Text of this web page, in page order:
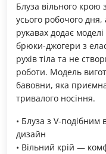
Блуза вільного крою
усього робочого
рукавах додає
брюки-джогери з
рухів тіла та не
роботи. Модель
бавовни, яка
тривалого носіння.
• Блуза з V-
дизайн
• Вільний крій —